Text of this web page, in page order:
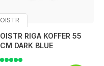
OISTR
OISTR RIGA KOFFER 55
CM DARK BLUE